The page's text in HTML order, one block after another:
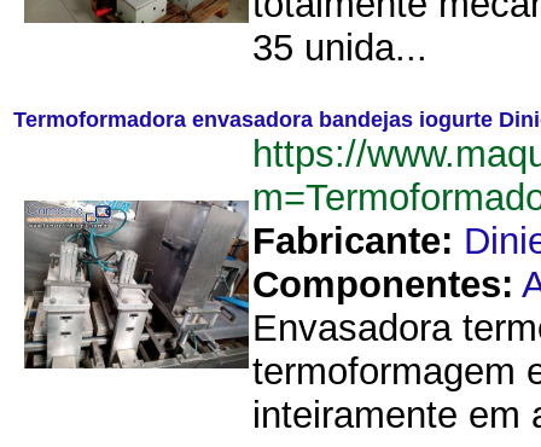
35 unida...
Termoformadora envasadora bandejas iogurte
https://
Fabricante:
Componentes:
Envasadora
termoformagem
inteiramente em